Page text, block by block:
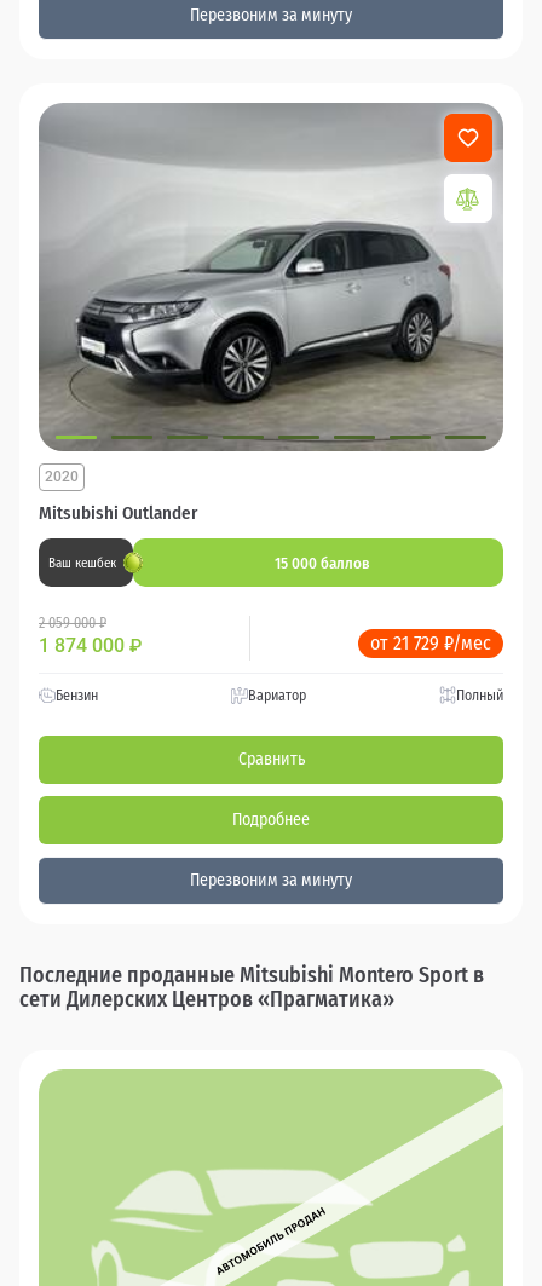
Перезвоним за минуту
Mitsubishi Outlander
2020
Ваш кешбек 15 000 баллов
2 059 000 ₽
1 874 000 ₽ от 21 729 ₽/мес
Бензин Вариатор Полный
Сравнить
Подробнее
Перезвоним за минуту
Последние проданные Mitsubishi Montero Sport в
сети Дилерских Центров «Прагматика»